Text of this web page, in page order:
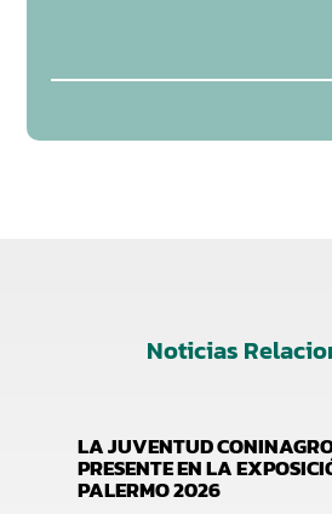
Noticias
LA JUVENTUD
PRESENTE EN LA
PALERMO 2026